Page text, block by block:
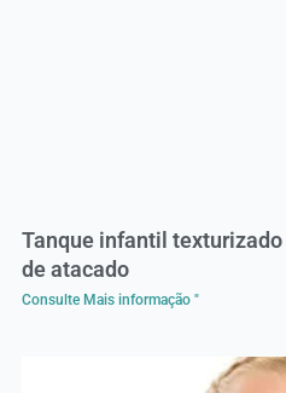
Tanque infantil
de atacado
Consulte Mais informação "